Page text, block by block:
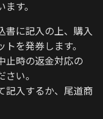
す。
に記入の上、購入
を発券します。
止時の返金対応の
い。
記入するか、尾道商